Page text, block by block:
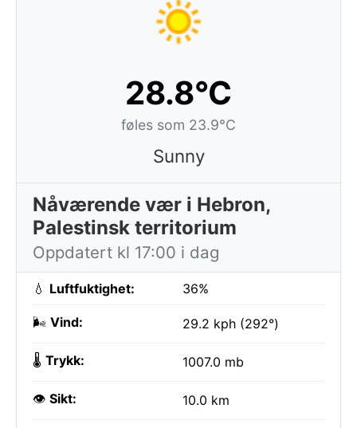
28.8°C
føles som 23.9°C
Sunny
Nåværende vær i Hebron,
Palestinsk territorium
Oppdatert kl 17:00 i dag
💧 Luftfuktighet: 36%
🌬️ Vind: 29.2 kph (292°)
🌡️ Trykk: 1007.0 mb
👁️ Sikt: 10.0 km